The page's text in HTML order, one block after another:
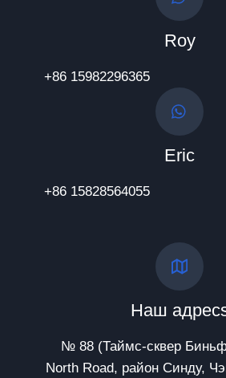
Roy
+86 15982296365
Eric
+86 15828564055
Наш
№ 88 (Таймс-сквер
North Road, район Синду,